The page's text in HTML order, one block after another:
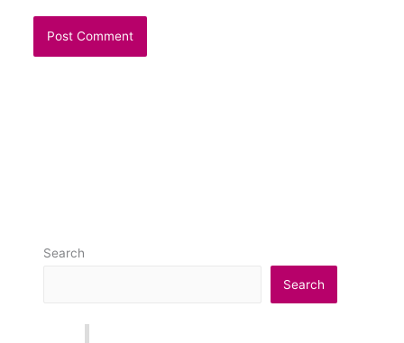
Search
Search